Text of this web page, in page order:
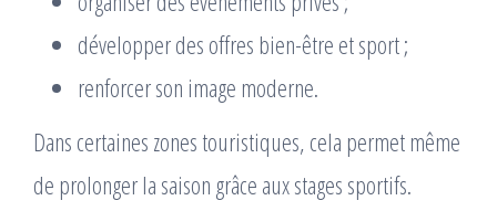
développer des offres bien-être et sport ;
renforcer son image moderne.
Dans certaines zones touristiques, cela permet même
de prolonger la saison grâce aux stages sportifs.